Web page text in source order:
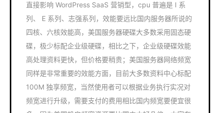
直接影响 WordPress SaaS 营销型，cpu 普遍是 I 系
列、 E 系列、志强系列，效能要远比国内服务器所说的
四核、六核效能高，美国服务器硬碟大多数采用固态硬
碟，极少标配企业级硬碟，相比之下，企业级硬碟效能
高处理资料更快，但价格要稍贵；美国服务器网络频宽
同样是非常重要的效能方面，目前大多数资料中心标配
100M 独享频宽，当然使用者可以根据业务执行实况对
频宽进行升级，需要支付的费用相比国内频宽要便宜很